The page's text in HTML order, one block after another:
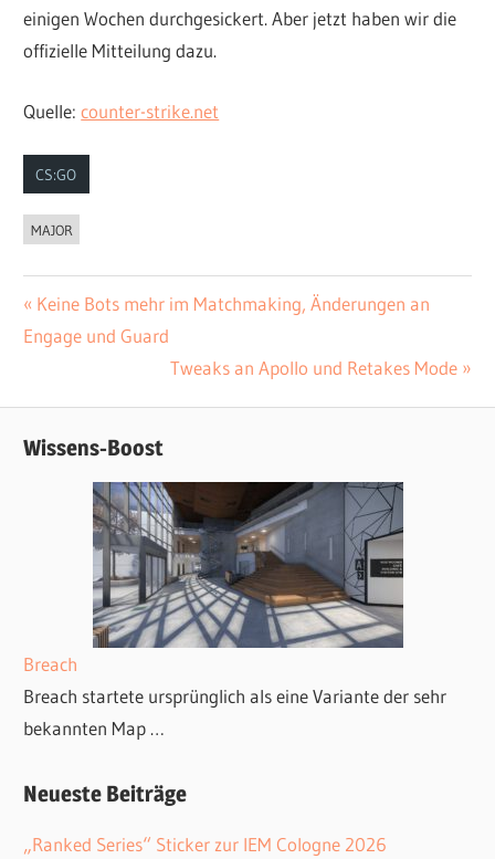
einigen Wochen durchgesickert. Aber jetzt haben wir die
offizielle Mitteilung dazu.
Quelle:counter-strike.net
CS:GO
MAJOR
Beitrags-
Vorheriger
Beitrag:
Keine Bots mehr im Matchmaking, Änderungen an
Engage und Guard
Nächster
Tweaks an Apollo und Retakes Mode
Wissens-Boost
Breach
Breach startete ursprünglich als eine Variante der sehr
bekannten Map …
Neueste Beiträge
„Ranked Series“ Sticker zur IEM Cologne 2026